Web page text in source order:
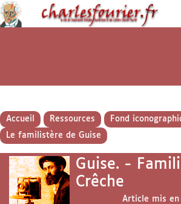
Accueil Ressources Fond
Le familistère de Guise
Guise. -
Crêche
Article mis en